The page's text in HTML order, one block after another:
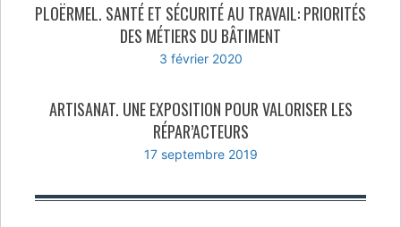
PLOËRMEL. SANTÉ ET SÉCURITÉ AU TRAVAIL: PRIORITÉS
DES MÉTIERS DU BÂTIMENT
3 février 2020
ARTISANAT. UNE EXPOSITION POUR VALORISER LES
RÉPAR’ACTEURS
17 septembre 2019